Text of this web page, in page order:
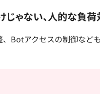
じゃない、人的な負
Botアクセスの制御など